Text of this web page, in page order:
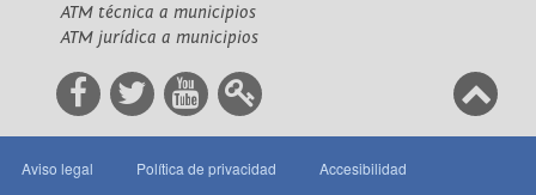
ATM técnica a municipios
ATM jurídica a municipios
Aviso legal Política de privacidad Accesibilidad